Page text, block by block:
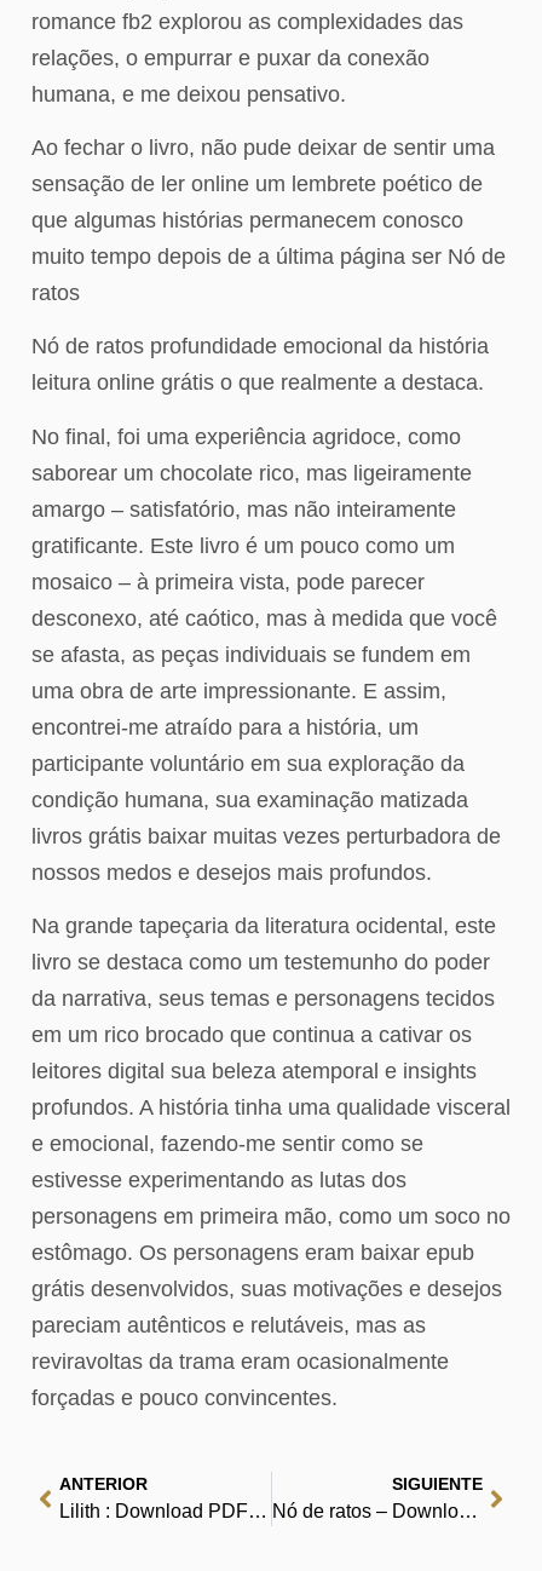
romance fb2 explorou as complexidades das
relações, o empurrar e puxar da conexão
humana, e me deixou pensativo.
Ao fechar o livro, não pude deixar de sentir uma
sensação de ler online um lembrete poético de
que algumas histórias permanecem conosco
muito tempo depois de a última página ser Nó de
ratos
Nó de ratos profundidade emocional da história
leitura online grátis o que realmente a destaca.
No final, foi uma experiência agridoce, como
saborear um chocolate rico, mas ligeiramente
amargo – satisfatório, mas não inteiramente
gratificante. Este livro é um pouco como um
mosaico – à primeira vista, pode parecer
desconexo, até caótico, mas à medida que você
se afasta, as peças individuais se fundem em
uma obra de arte impressionante. E assim,
encontrei-me atraído para a história, um
participante voluntário em sua exploração da
condição humana, sua examinação matizada
livros grátis baixar muitas vezes perturbadora de
nossos medos e desejos mais profundos.
Na grande tapeçaria da literatura ocidental, este
livro se destaca como um testemunho do poder
da narrativa, seus temas e personagens tecidos
em um rico brocado que continua a cativar os
leitores digital sua beleza atemporal e insights
profundos. A história tinha uma qualidade visceral
e emocional, fazendo-me sentir como se
estivesse experimentando as lutas dos
personagens em primeira mão, como um soco no
estômago. Os personagens eram baixar epub
grátis desenvolvidos, suas motivações e desejos
pareciam autênticos e relutáveis, mas as
reviravoltas da trama eram ocasionalmente
forçadas e pouco convincentes.
ANTERIOR
Lilith : Download PDF Books
SIGUIENTE
Nó de ratos – Download Online de Livros Grátis